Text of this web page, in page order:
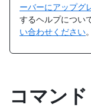
ーバーにアップグ
するヘルプについ
い合わせください。
コマン